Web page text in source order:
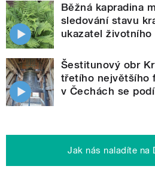
Běžná kapradina
sledování stavu
ukazatel
Šestitunový obr
třetího největšího
v Čechách se
Jak nás naladíte na